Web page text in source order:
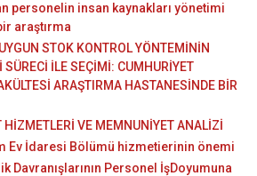
personelin insan kaynakları yönetimi
araştırma
STOK KONTROL YÖNTEMİNİN
İLE SEÇİMİ: CUMHURİYET
ARAŞTIRMA HASTANESİNDE BİR
HİZMETLERİ VE MEMNUNİYET ANALİZİ
Ev İdaresi Bölümü hizmetierinin önemi
Davranışlarının Personel İşDoyumuna